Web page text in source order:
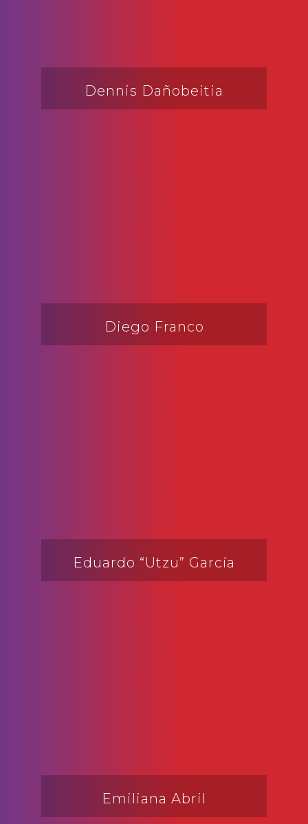
Dennis Dañobeitia
Diego Franco
Eduardo “Utzu” García
Emiliana Abril